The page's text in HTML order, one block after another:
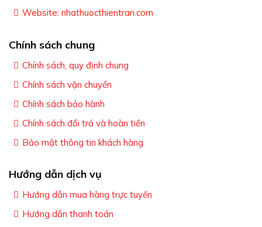
Website: nhathuocthientran.com
Chính sách chung
Chính sách, quy định chung
Chính sách vận chuyển
Chính sách bảo hành
Chính sách đổi trả và hoàn tiền
Bảo mật thông tin khách hàng
Hướng dẫn dịch vụ
Hướng dẫn mua hàng trực tuyến
Hướng dẫn thanh toán